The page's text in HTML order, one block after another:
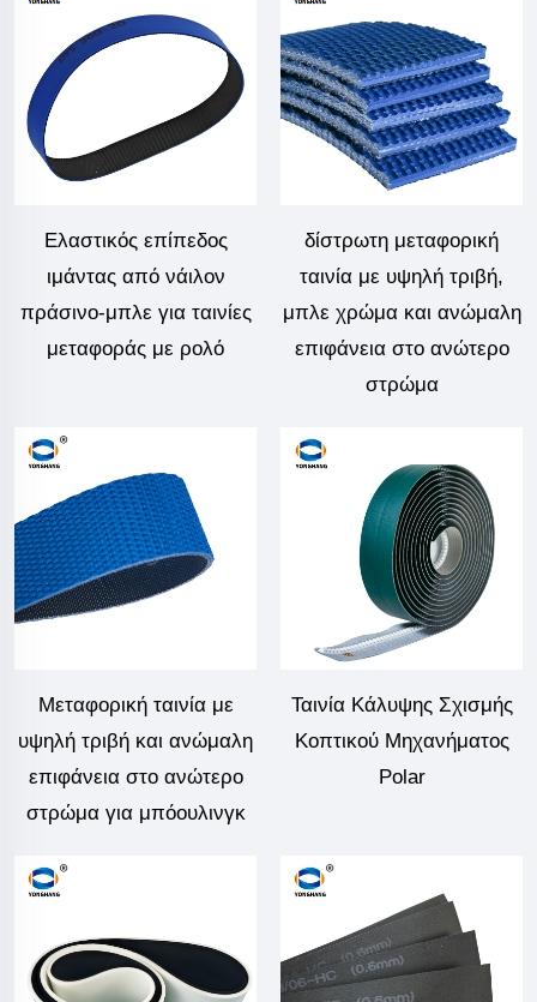
Ελαστικός επίπεδος
ιμάντας από νάιλον
πράσινο-μπλε για ταινίες
μεταφοράς με ρολό
δίστρωτη μεταφορική
ταινία με υψηλή τριβή,
μπλε χρώμα και ανώμαλη
επιφάνεια στο ανώτερο
στρώμα
Μεταφορική ταινία με
υψηλή τριβή και ανώμαλη
επιφάνεια στο ανώτερο
στρώμα για μπόουλινγκ
Ταινία Κάλυψης Σχισμής
Κοπτικού Μηχανήματος
Polar